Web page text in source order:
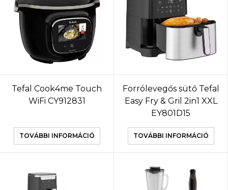
Tefal Cook4me Touch
WiFi CY912831
TOVÁBBI INFORMÁCIÓ
Forrólevegős sütő Tefal
Easy Fry & Gril 2in1 XXL
EY801D15
TOVÁBBI INFORMÁCIÓ